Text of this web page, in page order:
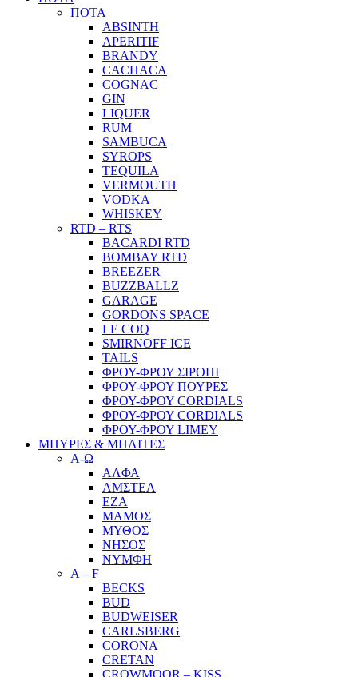
ΠΟΤΑ
ABSINTH
APERITIF
BRANDY
CACHACA
COGNAC
GIN
LIQUER
RUM
SAMBUCA
SYROPS
TEQUILA
VERMOUTH
VODKA
WHISKEY
RTD – RTS
BACARDI RTD
BOMBAY RTD
BREEZER
BUZZBALLZ
GARAGE
GORDONS SPACE
LE COQ
SMIRNOFF ICE
TAILS
ΦΡΟΥ-ΦΡΟΥ ΣΙΡΟΠΙ
ΦΡΟΥ-ΦΡΟΥ ΠΟΥΡΕΣ
ΦΡΟΥ-ΦΡΟΥ CORDIALS
ΦΡΟΥ-ΦΡΟΥ CORDIALS
ΦΡΟΥ-ΦΡΟΥ LIMEY
ΜΠΥΡΕΣ & ΜΗΛΙΤΕΣ
Α-Ω
ΑΛΦΑ
ΑΜΣΤΕΛ
ΕΖΑ
ΜΑΜΟΣ
ΜΥΘΟΣ
ΝΗΣΟΣ
ΝΥΜΦΗ
A – F
BECKS
BUD
BUDWEISER
CARLSBERG
CORONA
CRETAN
CROWMOOR – KISS